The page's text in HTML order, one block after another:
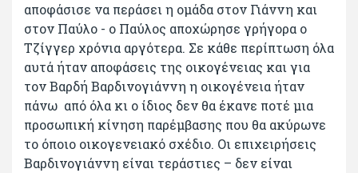
αποφάσισε να περάσει η ομάδα στον Γιάννη και
στον Παύλο - ο Παύλος αποχώρησε γρήγορα ο
Τζίγγερ χρόνια αργότερα. Σε κάθε περίπτωση όλα
αυτά ήταν αποφάσεις της οικογένειας και για
τον Βαρδή Βαρδινογιάννη η οικογένεια ήταν
πάνω από όλα κι ο ίδιος δεν θα έκανε ποτέ μια
προσωπική κίνηση παρέμβασης που θα ακύρωνε
το όποιο οικογενειακό σχέδιο. Οι επιχειρήσεις
Βαρδινογιάννη είναι τεράστιες – δεν είναι